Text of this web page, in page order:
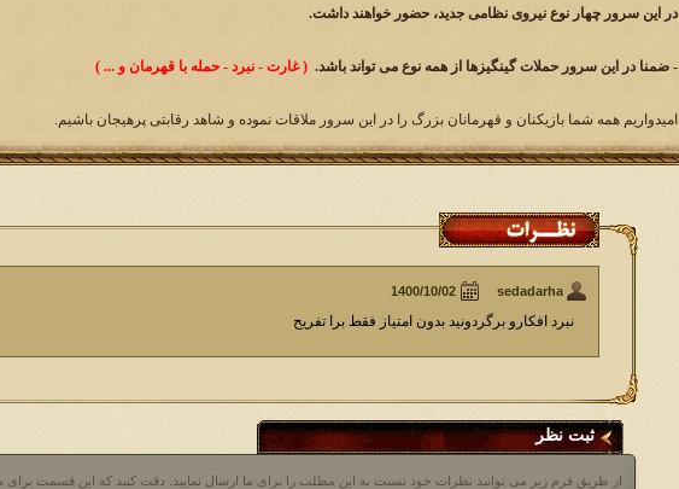
در این سرور چهار نوع نیروی نظامی جدید، حضور خواهند داشت.
- ضمنا در این سرور حملات گینگیزها از همه نوع می تواند باشد.( غارت - نبرد - حمله با قهرمان و ... )
امیدواریم همه شما بازیکنان و قهرمانان بزرگ را در این سرور ملاقات نموده و شاهد رقابتی پرهیجان باشیم.
sedadarha
نبرد افکارو برگردونید بدون امتیاز فقط برا تفریح
ثبت نظر
از طریق فرم زیر می توانید نظرات خود نسبت به این مطلب را برای ما ارسال نمایید. دقت کنید که این قسمت